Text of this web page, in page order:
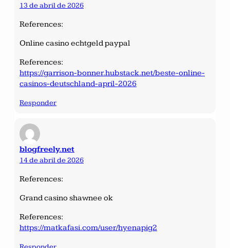
13 de abril de 2026
References:
Online casino echtgeld paypal
References:
https://garrison-bonner.hubstack.net/beste-online-
casinos-deutschland-april-2026
Responder
blogfreely.net
14 de abril de 2026
References:
Grand casino shawnee ok
References:
https://matkafasi.com/user/hyenapig2